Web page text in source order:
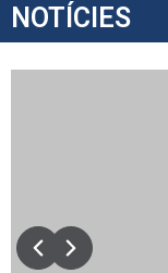
NOTÍCIES